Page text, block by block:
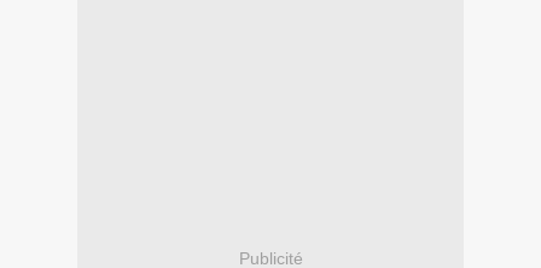
Publicité